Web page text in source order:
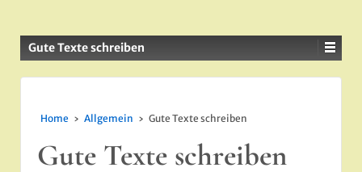
Gute Texte schreiben
Home › Allgemein › Gute Texte schreiben
Gute Texte schreiben